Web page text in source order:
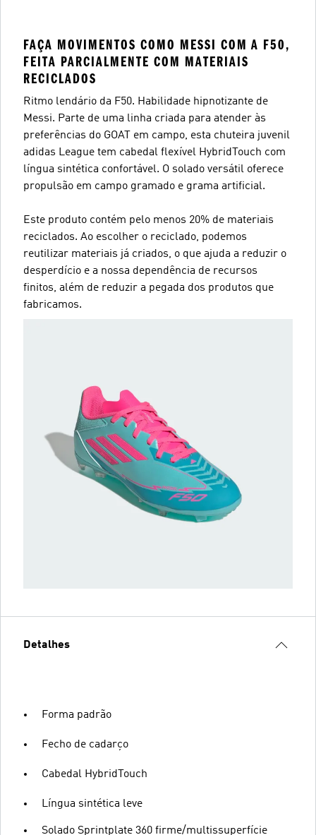
FAÇA MOVIMENTOS COMO MESSI COM A F50,
FEITA PARCIALMENTE COM MATERIAIS
RECICLADOS
Ritmo lendário da F50. Habilidade hipnotizante de
Messi. Parte de uma linha criada para atender às
preferências do GOAT em campo, esta chuteira juvenil
adidas League tem cabedal flexível HybridTouch com
língua sintética confortável. O solado versátil oferece
propulsão em campo gramado e grama artificial.
Este produto contém pelo menos 20% de materiais
reciclados. Ao escolher o reciclado, podemos
reutilizar materiais já criados, o que ajuda a reduzir o
desperdício e a nossa dependência de recursos
finitos, além de reduzir a pegada dos produtos que
fabricamos.
Detalhes
Forma padrão
Fecho de cadarço
Cabedal HybridTouch
Língua sintética leve
Solado Sprintplate 360 firme/multissuperfície